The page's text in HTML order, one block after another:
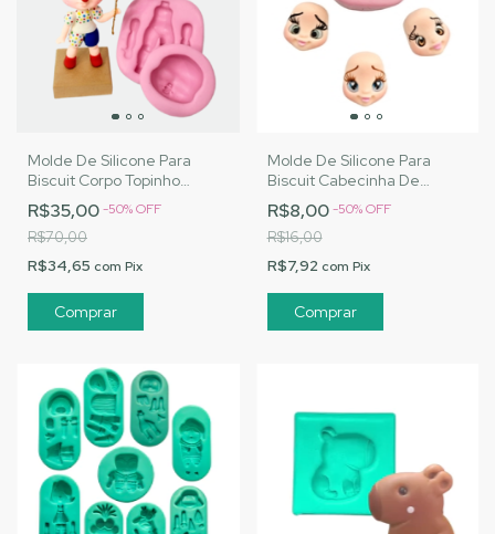
Molde De Silicone Para
Biscuit Corpo Topinho
Delicado - MJ Artesanatos
|Cód. 3064
R$35,00-50%OFF
R$70,00
R$34,65 com Pix
Molde De Silicone Para
Biscuit Cabecinha De
Manequim - MJ
Artesanatos |Cód. 3198
R$8,00-50%OFF
R$16,00
R$7,92 com Pix